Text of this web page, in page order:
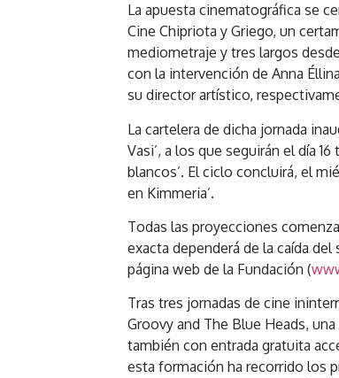
La apuesta cinematográfica se
Cine Chipriota y Griego, un
mediometraje y tres largos
con la intervención de Anna
su director artístico,
La cartelera de dicha jornada
Vasi’, a los que seguirán el día
blancos’. El ciclo concluirá, el
en Kimmeria’.
Todas las proyecciones
exacta dependerá de la caída
página web de la Fundación (
Tras tres jornadas de cine
Groovy and The Blue Heads,
también con entrada gratuita
esta formación ha recorrido los